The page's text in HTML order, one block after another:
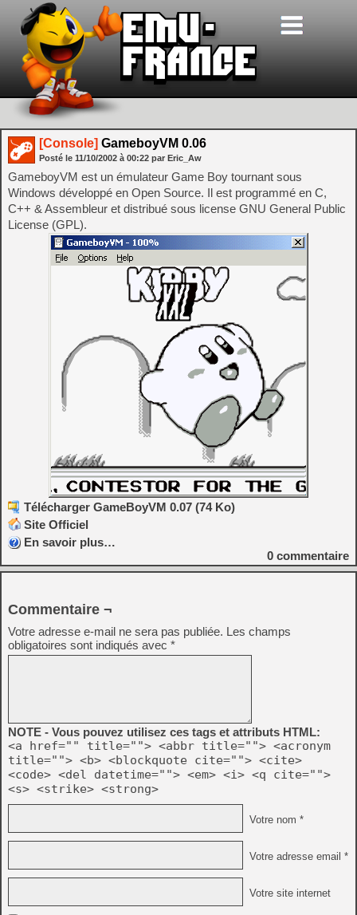
[Console] GameboyVM 0.06
Posté le 11/10/2002 à 00:22 par Eric_Aw
GameboyVM est un émulateur Game Boy tournant sous
Windows développé en Open Source. Il est programmé en C,
C++ & Assembleur et distribué sous license GNU General Public
License (GPL).
Télécharger GameBoyVM 0.07 (74 Ko)
Site Officiel
En savoir plus…
0 commentaire
Commentaire ¬
Votre adresse e-mail ne sera pas publiée. Les champs
obligatoires sont indiqués avec *
NOTE - Vous pouvez utilisez ces tags et attributs HTML:
<a href="" title=""> <abbr title=""> <acronym
title=""> <b> <blockquote cite=""> <cite>
<code> <del datetime=""> <em> <i> <q cite="">
<s> <strike> <strong>
Votre nom *
Votre adresse email *
Votre site internet